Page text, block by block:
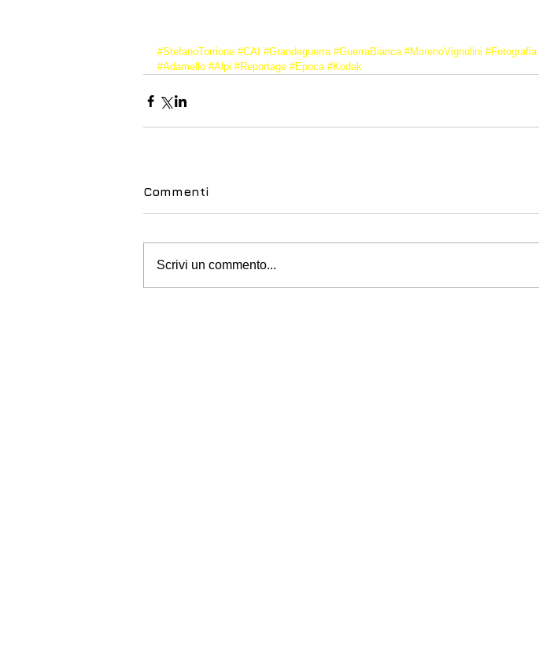
#StefanoTorrione #CAI #Grandeguerra #GuerraBianca #MorenoVignolini #Fotografia
#Adamello #Alpi #Reportage #Epoca #Kodak
Commenti
Scrivi un commento...